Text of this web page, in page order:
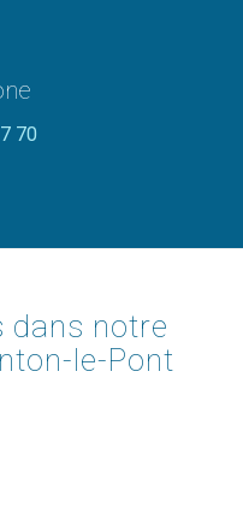
70
dans notre
le-Pont